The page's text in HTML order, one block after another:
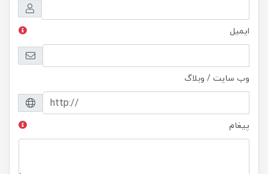
ایمیل
وب سایت / وبلاگ
پیغام